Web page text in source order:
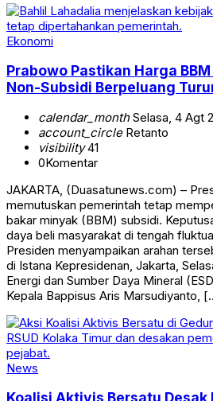
Ekonomi
Prabowo Pastikan Harga
Non-Subsidi Berpeluang
calendar_monthSelasa, 4 Agt
account_circleRetanto
visibility41
0Komentar
JAKARTA, (Duasatunews.com) –
memutuskan pemerintah tetap
bakar minyak (BBM) subsidi.
daya beli masyarakat di tengah
Presiden menyampaikan arahan
di Istana Kepresidenan, Jakarta,
Energi dan Sumber Daya Mineral
Kepala Bappisus Aris Marsudiyanto,
News
Koalisi Aktivis Bersatu Desak